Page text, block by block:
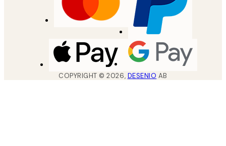
COPYRIGHT ©2026, DESENIO AB